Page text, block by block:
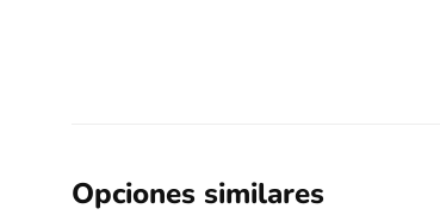
Opciones similares